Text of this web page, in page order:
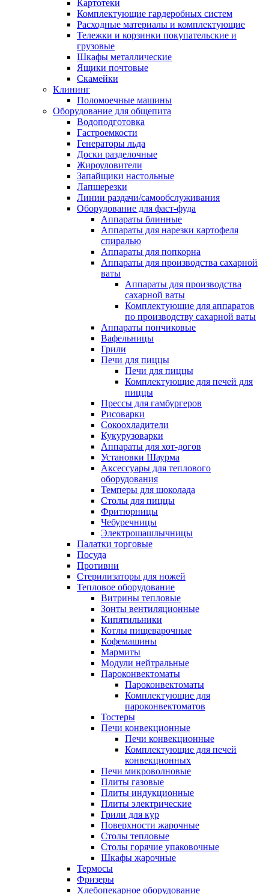
Картотеки
Комплектующие гардеробных систем
Расходные материалы и комплектующие
Тележки и корзинки покупательские и
грузовые
Шкафы металлические
Ящики почтовые
Скамейки
Клининг
Поломоечные машины
Оборудование для общепита
Водоподготовка
Гастроемкости
Генераторы льда
Доски разделочные
Жироуловители
Запайщики настольные
Лапшерезки
Линии раздачи/самообслуживания
Оборудование для фаст-фуда
Аппараты блинные
Аппараты для нарезки картофеля
спиралью
Аппараты для попкорна
Аппараты для производства сахарной
ваты
Аппараты для производства
сахарной ваты
Комплектующие для аппаратов
по производству сахарной ваты
Аппараты пончиковые
Вафельницы
Грили
Печи для пиццы
Печи для пиццы
Комплектующие для печей для
пиццы
Прессы для гамбургеров
Рисоварки
Сокоохладители
Кукурузоварки
Аппараты для хот-догов
Установки Шаурма
Аксессуары для теплового
оборудования
Темперы для шоколада
Столы для пиццы
Фритюрницы
Чебуречницы
Электрошашлычницы
Палатки торговые
Посуда
Противни
Стерилизаторы для ножей
Тепловое оборудование
Витрины тепловые
Зонты вентиляционные
Кипятильники
Котлы пищеварочные
Кофемашины
Мармиты
Модули нейтральные
Пароконвектоматы
Пароконвектоматы
Комплектующие для
пароконвектоматов
Тостеры
Печи конвекционные
Печи конвекционные
Комплектующие для печей
конвекционных
Печи микроволновые
Плиты газовые
Плиты индукционные
Плиты электрические
Грили для кур
Поверхности жарочные
Столы тепловые
Столы горячие упаковочные
Шкафы жарочные
Термосы
Фризеры
Хлебопекарное оборудование